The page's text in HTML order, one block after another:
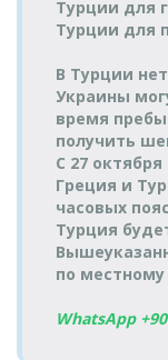
Турции для
Турции для
В Турции
Украины
время
получить
С 27 октября
Греция и
часовых
Турция
по
WhatsApp